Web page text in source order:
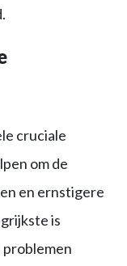
cruciale
om de
en ernstigere
is
problemen